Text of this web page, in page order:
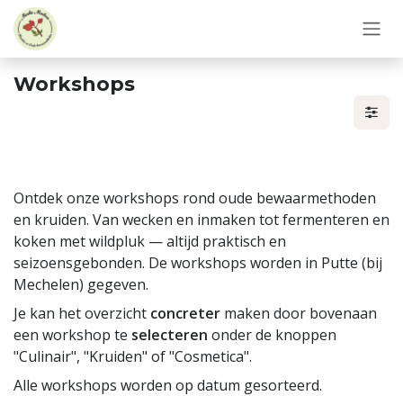
Overslaan naar inhoud
Workshops
Ontdek onze workshops rond oude bewaarmethoden
en kruiden. Van wecken en inmaken tot fermenteren en
koken met wildpluk — altijd praktisch en
seizoensgebonden. De workshops worden in Putte (bij
Mechelen) gegeven.
Je kan het overzicht concreter maken door bovenaan
een workshop te selecteren onder de knoppen
"Culinair", "Kruiden" of "Cosmetica".
Alle workshops worden op datum gesorteerd.